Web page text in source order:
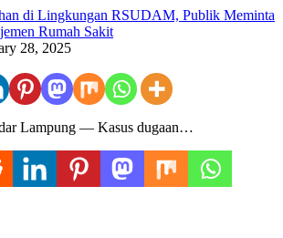
di Lingkungan RSUDAM, Publik Meminta
Rumah Sakit
28, 2025
Lampung — Kasus dugaan…